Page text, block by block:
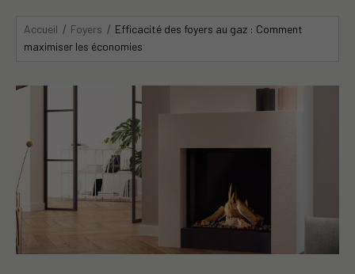
Accueil Foyers
Efficacité des foyers au gaz : Comment
maximiser les économies